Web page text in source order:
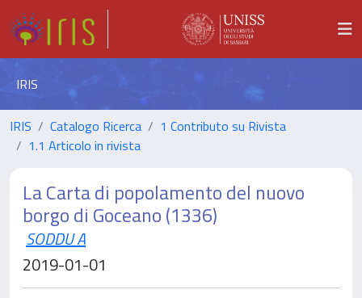
IRIS
IRIS Catalogo Ricerca
1 Contributo su Rivista
1.1 Articolo in rivista
La Carta di popolamento del nuovo
borgo di Goceano (1336)
SODDU A
2019-01-01